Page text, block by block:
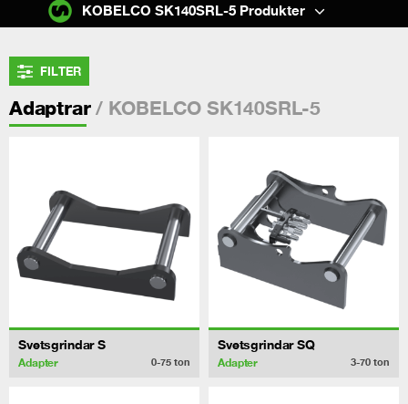
FILTER
Adaptrar/ KOBELCO SK140SRL-5
Svetsgrindar S
Adapter 0-75 ton
Svetsgrindar SQ
Adapter 3-70 ton
KOBELCO SK140SRL-5 Produkter